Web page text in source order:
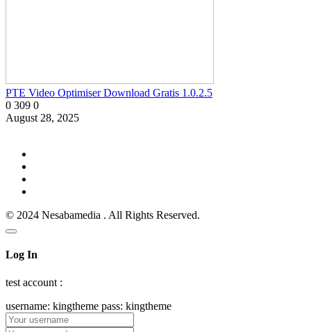
PTE Video Optimiser Download Gratis 1.0.2.5
0 309 0
August 28, 2025
© 2024 Nesabamedia . All Rights Reserved.
Log In
test account :
username: kingtheme pass: kingtheme